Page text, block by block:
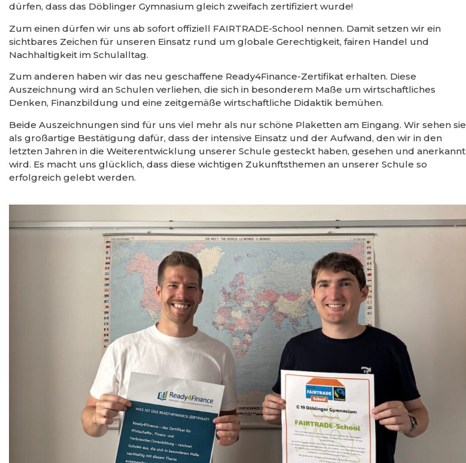
dürfen, dass das Döblinger Gymnasium gleich zweifach zertifiziert wurde!
Zum einen dürfen wir uns ab sofort offiziell FAIRTRADE-School nennen. Damit setzen wir ein
sichtbares Zeichen für unseren Einsatz rund um globale Gerechtigkeit, fairen Handel und
Nachhaltigkeit im Schulalltag.
Zum anderen haben wir das neu geschaffene Ready4Finance-Zertifikat erhalten. Diese
Auszeichnung wird an Schulen verliehen, die sich in besonderem Maße um wirtschaftliches
Denken, Finanzbildung und eine zeitgemäße wirtschaftliche Didaktik bemühen.
Beide Auszeichnungen sind für uns viel mehr als nur schöne Plaketten am Eingang. Wir sehen sie
als großartige Bestätigung dafür, dass der intensive Einsatz und der Aufwand, den wir in den
letzten Jahren in die Weiterentwicklung unserer Schule gesteckt haben, gesehen und anerkannt
wird. Es macht uns glücklich, dass diese wichtigen Zukunftsthemen an unserer Schule so
erfolgreich gelebt werden.